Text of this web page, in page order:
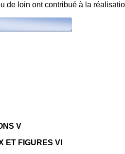
de loin ont contribué à la
V
ET FIGURES VI